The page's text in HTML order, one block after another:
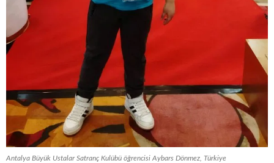
Antalya Büyük Ustalar Satranç Kulübü öğrencisi Aybars Dönmez, Türkiye